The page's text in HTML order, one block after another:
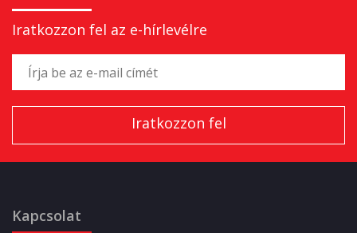
Iratkozzon fel az e-hírlevélre
Kapcsolat